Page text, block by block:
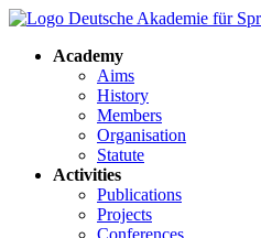
Academy
Aims
History
Members
Organisation
Statute
Activities
Publications
Projects
Conferences